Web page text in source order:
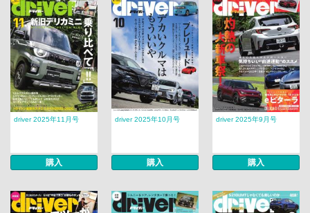
driver 2025年11月号
購入
driver 2025年10月号
購入
driver 2025年9月号
購入